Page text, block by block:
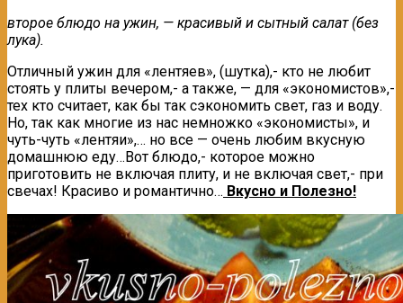
второе блюдо на ужин, — красивый и сытный салат (без
лука).
Отличный ужин для «лентяев», (шутка),- кто не любит
стоять у плиты вечером,- а также, — для «экономистов»,-
тех кто считает, как бы так сэкономить свет, газ и воду.
Но, так как многие из нас немножко «экономисты», и
чуть-чуть «лентяи»,… но все — очень любим вкусную
домашнюю еду…Вот блюдо,- которое можно
приготовить не включая плиту, и не включая свет,- при
свечах! Красиво и романтично… Вкусно и Полезно!